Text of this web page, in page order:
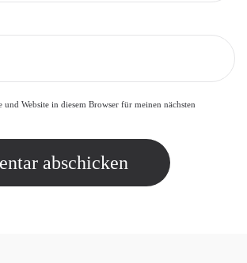
und Website in diesem Browser für meinen nächsten
abschicken